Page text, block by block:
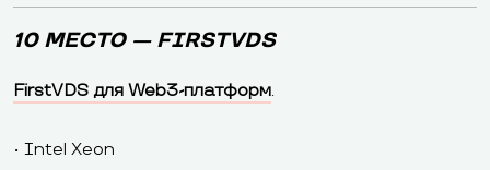
10 МЕСТО — FIRSTVDS
FirstVDS для Web3-платформ.
• Intel Xeon